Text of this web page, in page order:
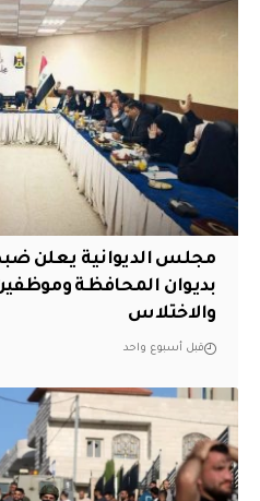
مجلس الديوانية يعلن
بديوان المحافظة
والاختلاس
قبل أسبوع واحد